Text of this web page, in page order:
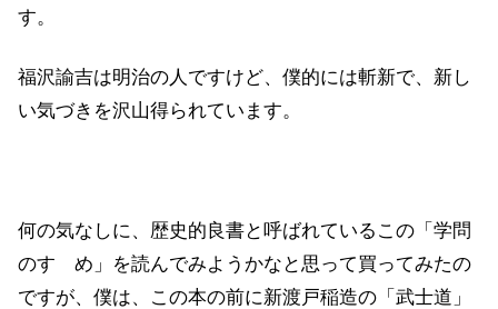
す。
福沢諭吉は明治の人ですけど、僕的には斬新で、新し
い気づきを沢山得られています。
何の気なしに、歴史的良書と呼ばれているこの「学問
のすゝめ」を読んでみようかなと思って買ってみたの
ですが、僕は、この本の前に新渡戸稲造の「武士道」